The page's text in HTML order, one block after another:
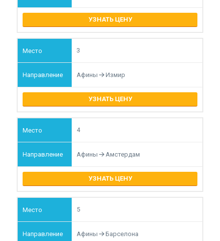
УЗНАТЬ ЦЕНУ
3
Афины Измир
УЗНАТЬ ЦЕНУ
4
Афины Амстердам
УЗНАТЬ ЦЕНУ
5
Афины Барселона